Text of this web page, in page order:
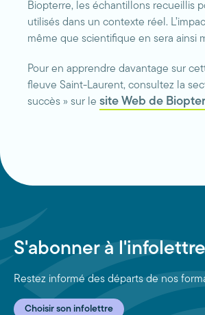
Biopterre, les échantillons recueillis
utilisés dans un contexte réel.
même que scientifique en sera ainsi
Pour en apprendre davantage sur
fleuve Saint-Laurent, consultez la
succès » sur le site Web de
S'abonner à l'infolettre
Restez informé des départs de nos
Choisir son infolettre